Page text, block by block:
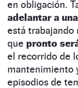
en obligación.
adelantar a
está trabajando
que pronto
el recorrido de
mantenimiento
episodios de